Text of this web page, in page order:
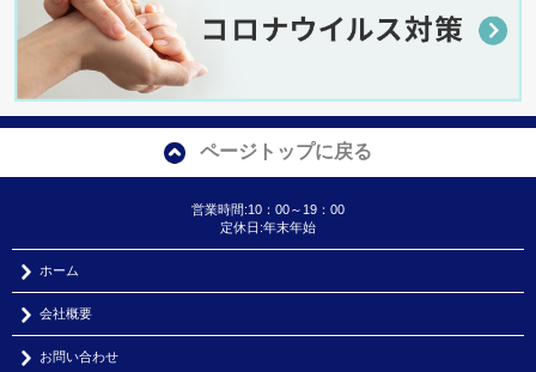
ページトップに戻る
営業時間:10：00～19：00
定休日:年末年始
ホーム
会社概要
お問い合わせ